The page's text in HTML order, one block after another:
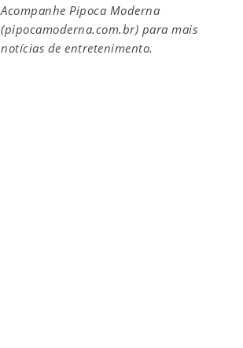
Acompanhe Pipoca Moderna
(pipocamoderna.com.br) para mais
notícias de entretenimento.